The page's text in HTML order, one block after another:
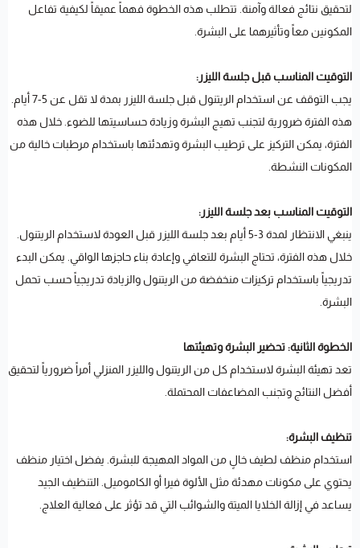
لتحقيق نتائج فعالة وآمنة. تتطلب هذه الخطوة فهماً عميقاً لكيفية تفاعل
المكونين معاً وتأثيرهما على البشرة.
التوقيت المناسب قبل جلسة الليزر:
يجب التوقف عن استخدام الريتنول قبل جلسة الليزر بمدة لا تقل عن 5-7 أيام.
هذه الفترة ضرورية لتجنب تهيج البشرة وزيادة حساسيتها للضوء. خلال هذه
الفترة، يمكن التركيز على ترطيب البشرة وتهدئتها باستخدام مرطبات خالية من
المكونات النشطة.
التوقيت المناسب بعد جلسة الليزر:
ينبغي الانتظار لمدة 3-5 أيام بعد جلسة الليزر قبل العودة لاستخدام الريتنول.
خلال هذه الفترة، تحتاج البشرة للتعافي وإعادة بناء حاجزها الواقي. يمكن البدء
تدريجياً باستخدام تركيزات منخفضة من الريتنول والزيادة تدريجياً حسب تحمل
البشرة.
الخطوة الثانية: تحضير البشرة وتهيئتها
تعد تهيئة البشرة لاستخدام كل من الريتنول والليزر المنزلي أمراً ضرورياً لتحقيق
أفضل النتائج وتجنب المضاعفات المحتملة.
تنظيف البشرة:
استخدام منظف لطيف خالٍ من المواد المهيجة للبشرة. يفضل اختيار منظف
يحتوي على مكونات مهدئة مثل الألوة فيرا أو الكاموميل. التنظيف الجيد
يساعد في إزالة الخلايا الميتة والشوائب التي قد تؤثر على فعالية العلاج.